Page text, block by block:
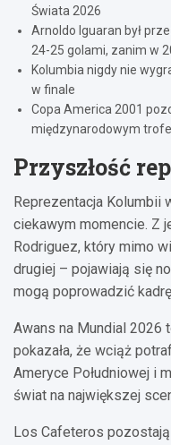
Świata 2026
Arnoldo Iguaran był
24-25 golami, zanim w
Kolumbia nigdy nie
w finale
Copa America 2001
międzynarodowym
Przyszłość
Reprezentacja Kolumbii
ciekawym momencie. Z
Rodriguez, który mimo
drugiej – pojawiają się
mogą poprowadzić
Awans na Mundial 2026
pokazała, że wciąż
Ameryce Południowej i
świat na największej
Los Cafeteros